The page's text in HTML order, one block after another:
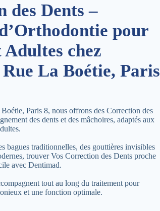
des Dents –
pour
chez
La Boétie, Paris
Paris 8, nous offrons des Correction des
des dents et des mâchoires, adaptés aux
bagues traditionnelles, des gouttières invisibles
trouver Vos Correction des Dents proche
avec Dentimad.
tout au long du traitement pour
et une fonction optimale.